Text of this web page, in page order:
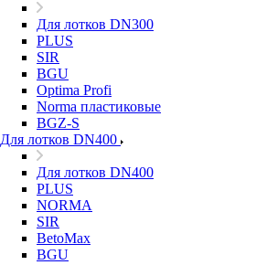
Для лотков DN300
PLUS
SIR
BGU
Optima Profi
Norma пластиковые
BGZ-S
Для лотков DN400
Для лотков DN400
PLUS
NORMA
SIR
BetoMax
BGU